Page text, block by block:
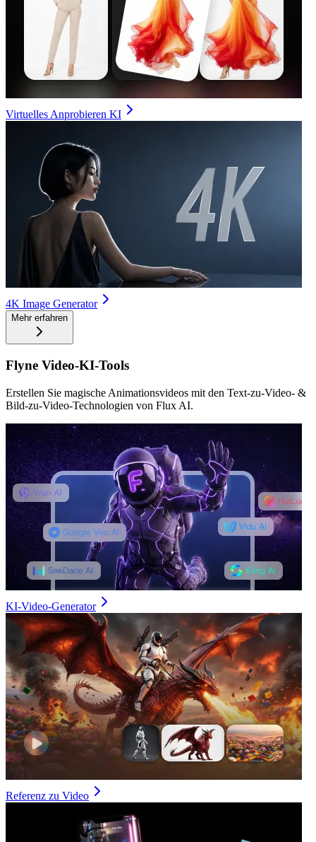
Virtuelles Anprobieren KI
4K Image Generator
Mehr erfahren
Flyne Video-KI-Tools
Erstellen Sie magische Animationsvideos mit den Text-zu-Video- &
Bild-zu-Video-Technologien von Flux AI.
KI-Video-Generator
Referenz zu Video